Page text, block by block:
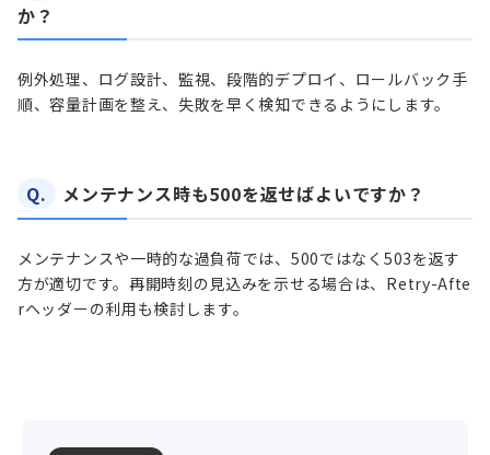
か？
例外処理、ログ設計、監視、段階的デプロイ、ロールバック手
順、容量計画を整え、失敗を早く検知できるようにします。
Q. メンテナンス時も500を返せばよいですか？
メンテナンスや一時的な過負荷では、500ではなく503を返す
方が適切です。再開時刻の見込みを示せる場合は、Retry-Afte
rヘッダーの利用も検討します。